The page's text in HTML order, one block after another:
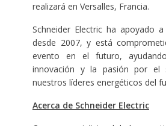
realizará en Versalles, Francia.
Schneider Electric ha apoyado
desde 2007, y está
evento en el futuro,
innovación y la pasión por el
nuestros líderes energéticos del
Acerca de Schneider Electric